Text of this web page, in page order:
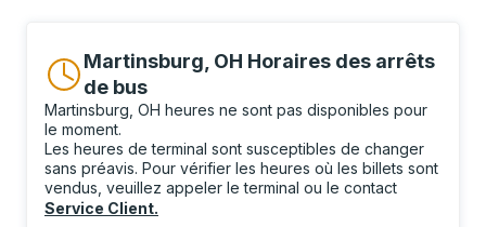
Martinsburg, OH Horaires des arrêts
de bus
Martinsburg, OH heures ne sont pas disponibles pour
le moment.
Les heures de terminal sont susceptibles de changer
sans préavis. Pour vérifier les heures où les billets sont
vendus, veuillez appeler le terminal ou le contact
Service Client.